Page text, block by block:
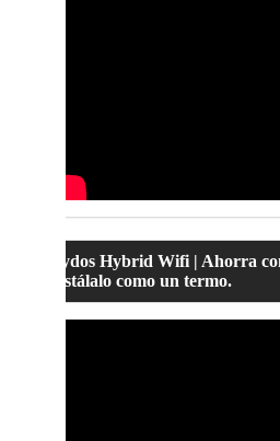
Lydos Hybrid Wifi | Ahorra
instálalo como un termo.